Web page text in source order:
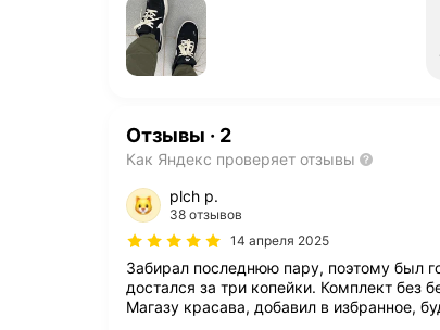
Отзывы · 2
Как Яндекс проверяет отзывы
plch p.
38 отзывов
14 апреля 2025
Забирал последнюю пару, поэтому был
достался за три копейки. Комплект без
Магазу красава, добавил в избранное,